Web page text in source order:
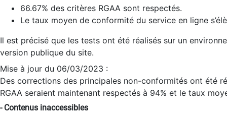
66.67% des critères RGAA sont respectés.
Le taux moyen de conformité du service en ligne
Il est précisé que les tests ont été réalisés sur un
version publique du site.
Mise à jour du 06/03/2023 :
Des corrections des principales non-conformités ont été
RGAA seraient maintenant respectés à 94% et le taux
- Contenus inaccessibles